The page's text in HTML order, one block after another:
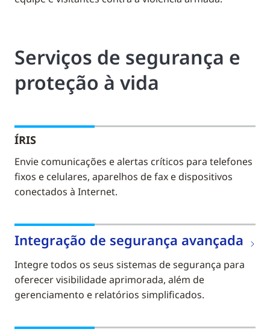
Serviços de segurança e
proteção à vida
ÍRIS
Envie comunicações e alertas críticos para telefones
fixos e celulares, aparelhos de fax e dispositivos
conectados à Internet.
Integração de segurança avançada
Integre todos os seus sistemas de segurança para
oferecer visibilidade aprimorada, além de
gerenciamento e relatórios simplificados.